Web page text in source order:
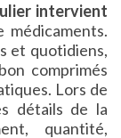
intervient
médicaments.
et quotidiens,
comprimés
Lors de
détails de la
quantité,